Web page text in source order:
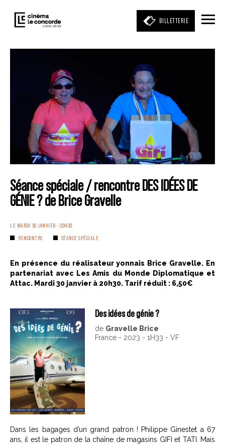
BILLETTERIE
Entrez votre mot clé
(film, réalisateur, acteur, événement)
Séance spéciale / rencontre DES IDÉES DE
GÉNIE ? de Brice Gravelle
LE MARDI 30 JANVIER - 20H30
RENCONTRE
SÉANCE SPÉCIALE
En présence du réalisateur yonnais Brice Gravelle. En
partenariat avec Les Amis du Monde Diplomatique et
Attac. Mardi 30 janvier à 20h30. Tarif réduit : 6,50€
Des idées de génie ?
de Gravelle Brice
France - 2023 - 1H33 - VF
Dans les bagages d’un grand patron ! Philippe Ginestet a 67
ans, il est le patron de la chaîne de magasins GIFI et TATI. Mais